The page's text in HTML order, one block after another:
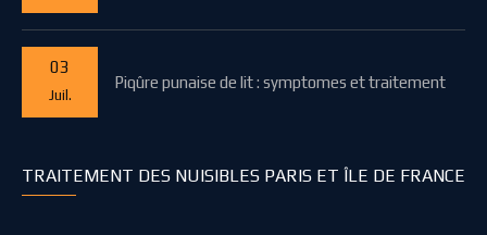
03
Juil.
Piqûre punaise de lit : symptomes et traitement
TRAITEMENT DES NUISIBLES PARIS ET ÎLE DE FRANCE